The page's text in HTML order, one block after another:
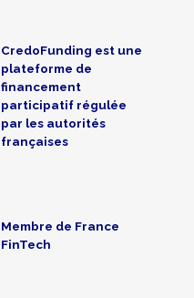
CredoFunding est une
plateforme de
financement
participatif régulée
par les autorités
françaises
Membre de France
FinTech